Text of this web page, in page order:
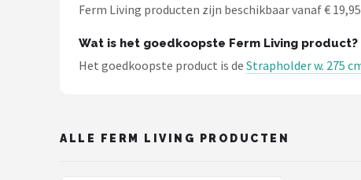
BBB Cycling
Schwalbe
Ferm Living producten zijn beschikbaar vanaf €
Wat is het goedkoopste Ferm Living product?
Het goedkoopste product is de Strapholder w. 275
ALLE FERM LIVING PRODUCTEN